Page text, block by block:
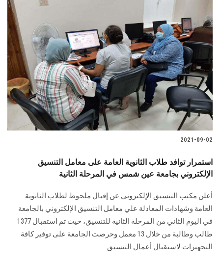
2021-09-02
استمرار توافد طلاب الثانوية العامة على معامل التنسيق
الإلكتروني بجامعة عين شمس في المرحلة الثانية
أعلن مكتب التنسيق الإلكتروني عن إقبال ملحوظ لطلاب الثانوية
العامة وشهادات المعادلة علي معامل التنسيق الإلكتروني بالجامعة
في اليوم الثاني من المرحلة الثانية للتنسيق، حيث تم استقبال 1377
طالب وطالبة من خلال 13 معمل وحرصت الجامعة على توفير كافة
التجهيزات لاستقبال أعمال التنسيق